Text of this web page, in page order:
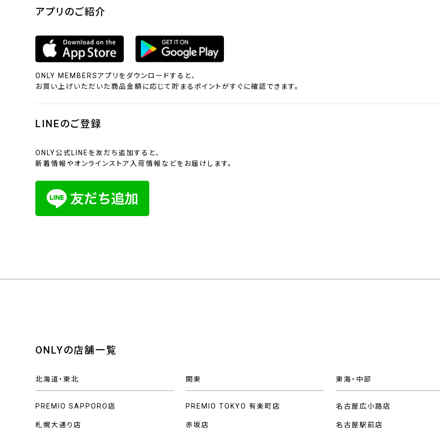
アプリのご紹介
ONLY MEMBERSアプリをダウンロードすると、
お買い上げいただいた商品金額に応じて貯まるポイントがすぐに確認できます。
LINEのご登録
ONLY公式LINEを友だち追加すると、
新着情報やオンラインストア入荷情報などをお届けします。
ONLYの店舗一覧
北海道・東北
PREMIO SAPPORO店
札幌大通り店
関東
PREMIO TOKYO 有楽町店
赤坂店
東海・中部
名古屋広小路店
名古屋駅前店